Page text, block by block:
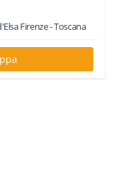
Firenze -Toscana